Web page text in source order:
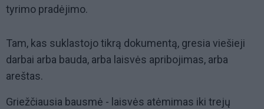
tyrimo pradėjimo.
Tam, kas suklastojo tikrą dokumentą, gresia viešieji
darbai arba bauda, arba laisvės apribojimas, arba
areštas.
Griežčiausia bausmė - laisvės atėmimas iki trejų